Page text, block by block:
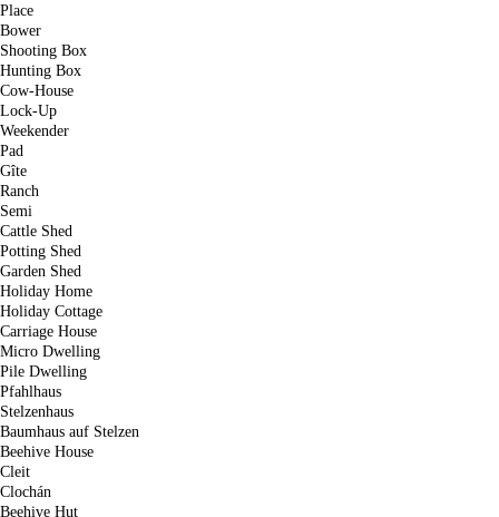
Place
Bower
Shooting Box
Hunting Box
Cow-House
Lock-Up
Weekender
Pad
Gîte
Ranch
Semi
Cattle Shed
Potting Shed
Garden Shed
Holiday Home
Holiday Cottage
Carriage House
Micro Dwelling
Pile Dwelling
Pfahlhaus
Stelzenhaus
Baumhaus auf Stelzen
Beehive House
Cleit
Clochán
Beehive Hut